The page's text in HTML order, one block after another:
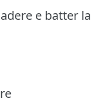
e batter la